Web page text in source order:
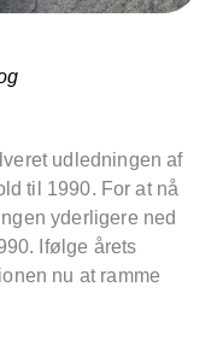
udledningen af
til 1990. For at nå
yderligere ned
Ifølge årets
nu at ramme